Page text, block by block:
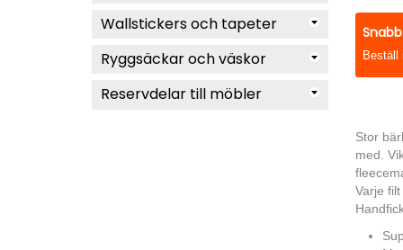
Wallstickers och tapeter
Ryggsäckar och väskor
Reservdelar till möbler
Beställ
Stor
med.
Varje